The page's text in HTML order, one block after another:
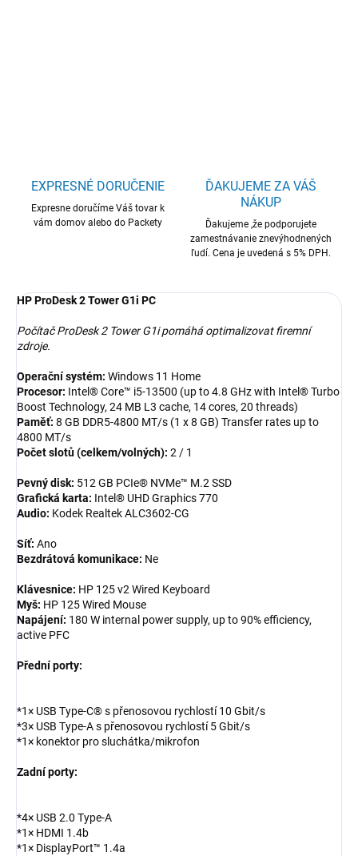
EXPRESNÉ DORUČENIE
Expresne doručíme Váš tovar k
vám domov alebo do Packety
ĎAKUJEME ZA VÁŠ
NÁKUP
Ďakujeme ,že podporujete
zamestnávanie znevýhodnených
ľudí. Cena je uvedená s 5% DPH.
HP ProDesk 2 Tower G1i PC
Počítač ProDesk 2 Tower G1i pomáhá optimalizovat firemní
zdroje.
Operační systém: Windows 11 Home
Procesor: Intel® Core™ i5-13500 (up to 4.8 GHz with Intel® Turbo
Boost Technology, 24 MB L3 cache, 14 cores, 20 threads)
Paměť: 8 GB DDR5-4800 MT/s (1 x 8 GB) Transfer rates up to
4800 MT/s
Počet slotů (celkem/volných): 2 / 1
Pevný disk: 512 GB PCIe® NVMe™ M.2 SSD
Grafická karta: Intel® UHD Graphics 770
Audio: Kodek Realtek ALC3602-CG
Síť: Ano
Bezdrátová komunikace: Ne
Klávesnice: HP 125 v2 Wired Keyboard
Myš: HP 125 Wired Mouse
Napájení: 180 W internal power supply, up to 90% efficiency,
active PFC
Přední porty:
*1× USB Type-C® s přenosovou rychlostí 10 Gbit/s
*3× USB Type-A s přenosovou rychlostí 5 Gbit/s
*1× konektor pro sluchátka/mikrofon
Zadní porty:
*4× USB 2.0 Type-A
*1× HDMI 1.4b
*1× DisplayPort™ 1.4a